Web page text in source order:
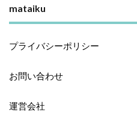
mataiku
プライバシーポリシー
お問い合わせ
運営会社